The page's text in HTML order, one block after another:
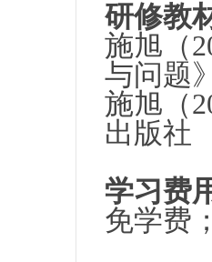
研修教
施旭（
与问题
施旭（
出版社
学习费
免学费